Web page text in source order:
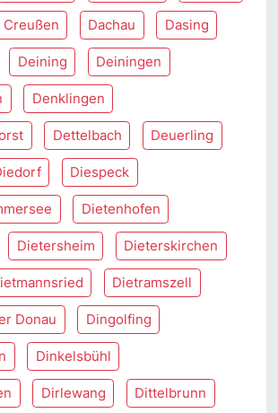
Creußen Dachau Dasing
Deining Deiningen
Denklingen
Dettelbach Deuerling
Diespeck
Dietenhofen
Dietersheim Dieterskirchen
Dietramszell
Donau Dingolfing
Dinkelsbühl
Dirlewang Dittelbrunn